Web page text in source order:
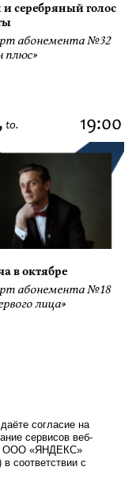
и серебряный голос
абонемента №32
плюс»
to. 19:00
в октябре
абонемента №18
лица»
согласие на
сервисов веб-
ООО «ЯНДЕКС»
соответствии с